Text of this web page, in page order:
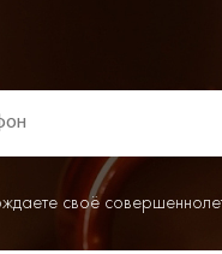
своё